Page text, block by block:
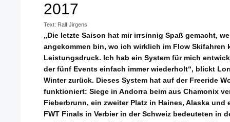
2017
Text: Ralf Jirgens
„Die letzte Saison hat mir irrsinnig Spaß gemacht,
angekommen bin, wo ich wirklich im Flow Skifahren
Leistungsdruck. Ich hab ein System für mich
der fünf Events einfach immer wiederholt“, blickt
Winter zurück. Dieses System hat auf der Freeride
funktioniert: Siege in Andorra beim aus Chamonix
Fieberbrunn, ein zweiter Platz in Haines, Alaska und
FWT Finals in Verbier in der Schweiz bedeuteten in